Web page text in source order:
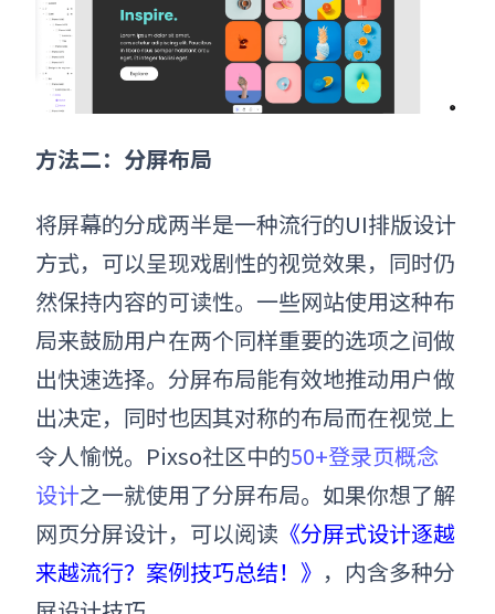
方法二：分屏布局
将屏幕的分成两半是一种流行的UI排版设计
方式，可以呈现戏剧性的视觉效果，同时仍
然保持内容的可读性。一些网站使用这种布
局来鼓励用户在两个同样重要的选项之间做
出快速选择。分屏布局能有效地推动用户做
出决定，同时也因其对称的布局而在视觉上
令人愉悦。Pixso社区中的50+登录页概念
设计之一就使用了分屏布局。如果你想了解
网页分屏设计，可以阅读 《分屏式设计逐越
来越流行？案例技巧总结！》 ，内含多种分